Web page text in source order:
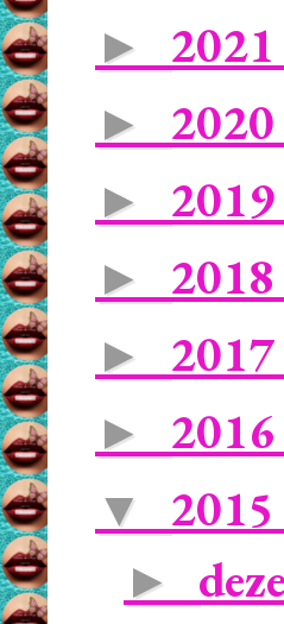
► 2021
► 2020
► 2019
► 2018
► 2017
► 2016
▼ 2015
►